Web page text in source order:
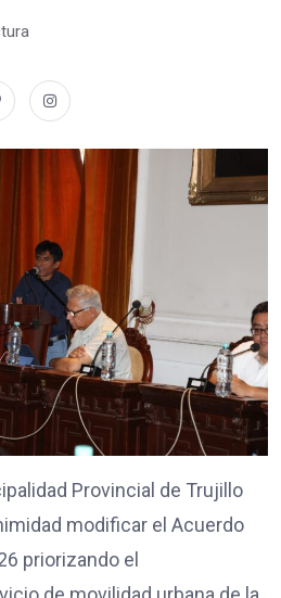
Provincial de Trujillo
modificar el Acuerdo
priorizando el